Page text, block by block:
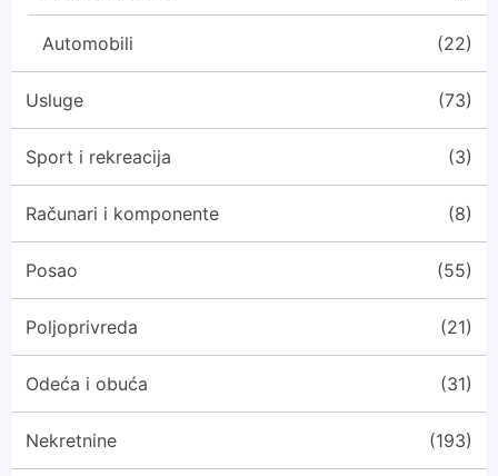
Automobili (22)
Usluge (73)
Sport i rekreacija (3)
Računari i komponente (8)
Posao (55)
Poljoprivreda (21)
Odeća i obuća (31)
Nekretnine (193)